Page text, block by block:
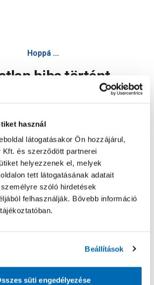
használ
látogatásakor Ön hozzájárul,
Kft. és szerződött partnerei
helyezzenek el, melyek
tett látogatásának adatait
szóló hirdetések
felhasználják. Bővebb információ
Beállítások
süti engedélyezése
Hoppá ...
hiba történt
Oldal újratöltése